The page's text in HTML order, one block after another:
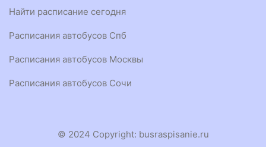
Найти расписание сегодня
Расписания автобусов Спб
Расписания автобусов Москвы
Расписания автобусов Сочи
© 2024 Copyright: busraspisanie.ru